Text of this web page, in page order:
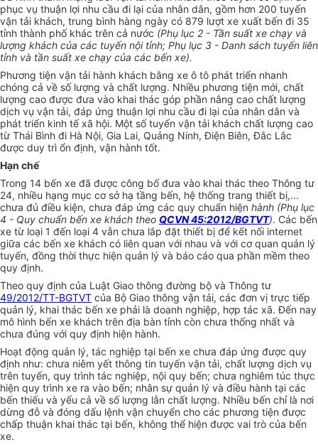
phục vụ thuận lợi nhu cầu đi lại của nhân dân, gồm hơn 200 tuyến
vận tải khách, trung bình hàng ngày có 879 lượt xe xuất bến đi 35
tỉnh thành phố khác trên cả nước (Phụ lục 2 - Tần suất xe chạy và
lượng khách của các tuyến nội tỉnh; Phụ lục 3 - Danh sách tuyến liên
tỉnh và tần suất xe chạy của các bến xe).
Phương tiện vận tải hành khách bằng xe ô tô phát triển nhanh
chóng cả về số lượng và chất lượng. Nhiều phương tiện mới, chất
lượng cao được đưa vào khai thác góp phần nâng cao chất lượng
dịch vụ vận tải, đáp ứng thuận lợi nhu cầu đi lại của nhân dân và
phát triển kinh tế xã hội. Một số tuyến vận tải khách chất lượng cao
từ Thái Bình đi Hà Nội, Gia Lai, Quảng Ninh, Điện Biên, Đắc Lắc
được duy trì ổn định, vận hành tốt.
Hạn chế
Trong 14 bến xe đã được công bố đưa vào khai thác theo Thông tư
24, nhiều hạng mục cơ sở hạ tầng bến, hệ thống trang thiết bị,...
chưa đủ điều kiện, chưa đáp ứng các quy chuẩn hiện hành (Phụ lục
4 - Quy chuẩn bến xe khách theo QCVN 45:2012/BGTVT). Các bến
xe từ loại 1 đến loại 4 vẫn chưa lắp đặt thiết bị để kết nối internet
giữa các bến xe khách có liên quan với nhau và với cơ quan quản lý
tuyến, đồng thời thực hiện quản lý và báo cáo qua phần mềm theo
quy định.
Theo quy định của Luật Giao thông đường bộ và Thông tư
49/2012/TT-BGTVT của Bộ Giao thông vận tải, các đơn vị trực tiếp
quản lý, khai thác bến xe phải là doanh nghiệp, hợp tác xã. Đến nay
mô hình bến xe khách trên địa bàn tỉnh còn chưa thống nhất và
chưa đúng với quy định hiện hành.
Hoạt động quản lý, tác nghiệp tại bến xe chưa đáp ứng được quy
định như: chưa niêm yết thông tin tuyến vận tải, chất lượng dịch vụ
trên tuyến, quy trình tác nghiệp, nội quy bến; chưa nghiêm túc thực
hiện quy trình xe ra vào bến; nhân sự quản lý và điều hành tại các
bến thiếu và yếu cả về số lượng lẫn chất lượng. Nhiều bến chỉ là nơi
dừng đỗ và đóng dấu lệnh vận chuyển cho các phương tiện được
chấp thuận khai thác tại bến, không thể hiện được vai trò của bến
xe.